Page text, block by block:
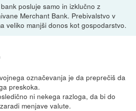
posluje samo in izklučno z
Merchant Bank. Prebivalstvo v
veliko manjši donos kot gospodarstvo.
označevanja je da preprečiš da
preskoka.
ni nekega razloga, da bi do
menjave valute.